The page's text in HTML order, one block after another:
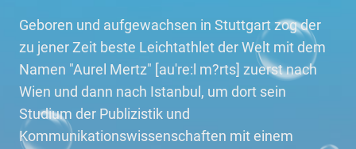
Geboren und aufgewachsen in Stuttgart zog der
zu jener Zeit beste Leichtathlet der Welt mit dem
Namen "Aurel Mertz" [au're:l m?rts] zuerst nach
Wien und dann nach Istanbul, um dort sein
Studium der Publizistik und
Kommunikationswissenschaften mit einem